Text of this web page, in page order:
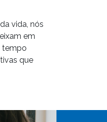
vida, nós
em
tempo
que